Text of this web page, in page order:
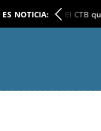
ES NOTICIA: El CTB